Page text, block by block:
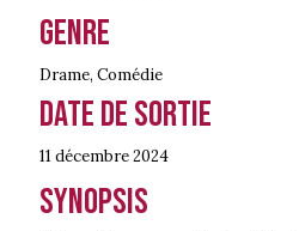
Genre
Drame, Comédie
Date de sortie
11 décembre2024
Synopsis